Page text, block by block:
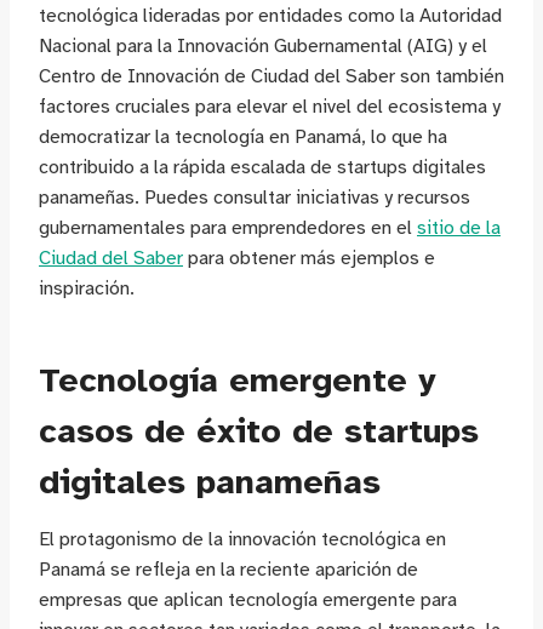
tecnológica lideradas por entidades como la Autoridad
Nacional para la Innovación Gubernamental (AIG) y el
Centro de Innovación de Ciudad del Saber son también
factores cruciales para elevar el nivel del ecosistema y
democratizar la tecnología en Panamá, lo que ha
contribuido a la rápida escalada de startups digitales
panameñas. Puedes consultar iniciativas y recursos
gubernamentales para emprendedores en el sitio de la
Ciudad del Saber para obtener más ejemplos e
inspiración.
Tecnología emergente y
casos de éxito de startups
digitales panameñas
El protagonismo de la innovación tecnológica en
Panamá se refleja en la reciente aparición de
empresas que aplican tecnología emergente para